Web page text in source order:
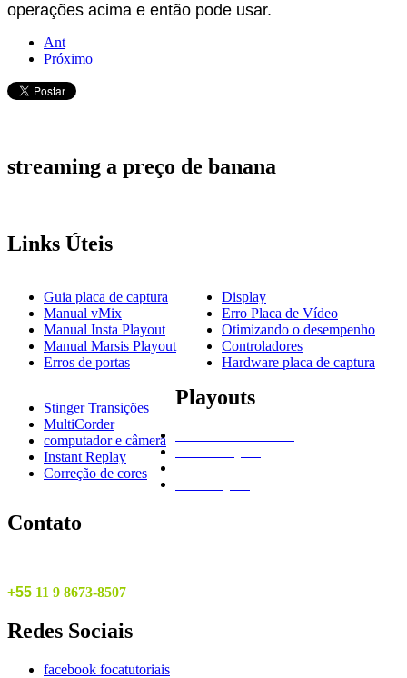
operações acima e então pode usar.
Ant
Próximo
streaming a preço de banana
Links Úteis
Guia placa de captura
Manual vMix
Manual Insta Playout
Manual Marsis Playout
Erros de portas
Display
Erro Placa de Vídeo
Otimizando o desempenho
Controladores
Hardware placa de captura
Stinger Transições
MultiCorder
computador e câmera
Instant Replay
Correção de cores
Playouts
Contato
+55 11 9 8673-8507
Redes Sociais
facebook focatutoriais